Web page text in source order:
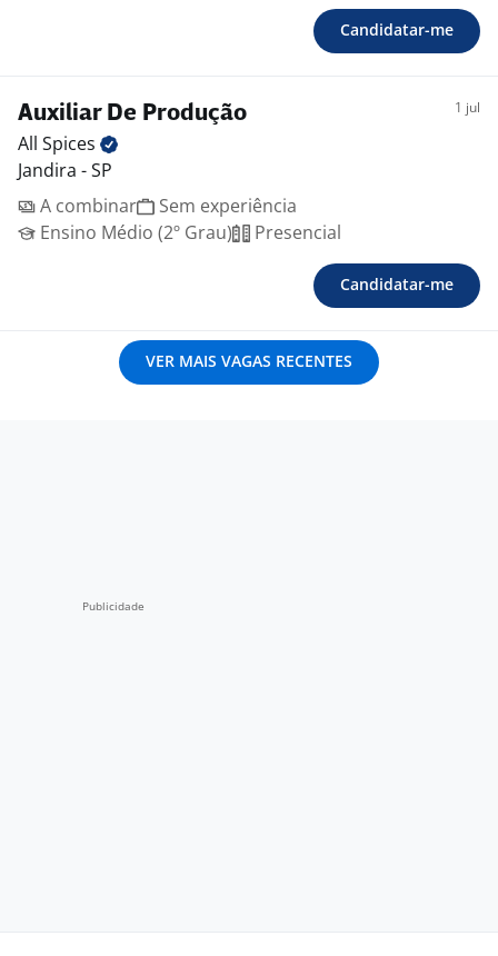
Candidatar-me
Auxiliar De Produção 1 jul
All Spices
Jandira - SP
A combinar
Sem experiência
Ensino Médio (2º Grau)
Presencial
Candidatar-me
VER MAIS VAGAS RECENTES